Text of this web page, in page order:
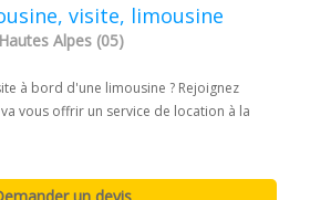
visite, limousine
Alpes (05)
à bord d'une limousine ? Rejoignez
vous offrir un service de location à la